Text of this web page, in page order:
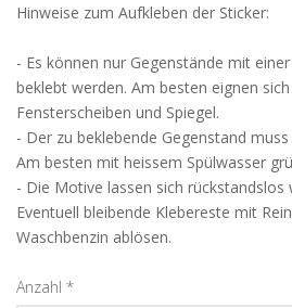
Hinweise zum Aufkleben der Sticker:
- Es können nur Gegenstände mit
beklebt werden. Am besten eignen
Fensterscheiben und Spiegel.
- Der zu beklebende Gegenstand
Am besten mit heissem Spülwasser
- Die Motive lassen sich rückstandslos
Eventuell bleibende Klebereste mit
Waschbenzin ablösen.
Anzahl *